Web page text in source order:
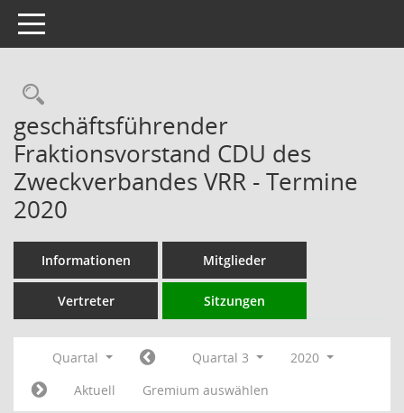
Toggle navigation
Rechercheauswahl
geschäftsführender
Fraktionsvorstand CDU des
Zweckverbandes VRR - Termine
2020
Informationen Mitglieder
Vertreter Sitzungen
Quartal Quartal 3
2020
Aktuell
Gremium auswählen